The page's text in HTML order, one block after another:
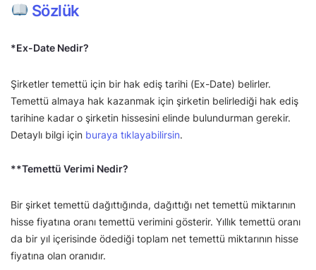
Sözlük
*Ex-Date Nedir?
Şirketler temettü için bir hak ediş tarihi (Ex-Date) belirler.
Temettü almaya hak kazanmak için şirketin belirlediği hak ediş
tarihine kadar o şirketin hissesini elinde bulundurman gerekir.
Detaylı bilgi için buraya tıklayabilirsin.
**Temettü Verimi Nedir?
Bir şirket temettü dağıttığında, dağıttığı net temettü miktarının
hisse fiyatına oranı temettü verimini gösterir. Yıllık temettü oranı
da bir yıl içerisinde ödediği toplam net temettü miktarının hisse
fiyatına olan oranıdır.